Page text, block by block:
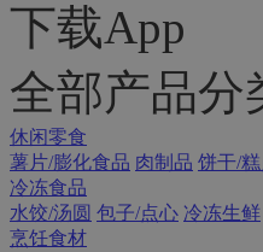
下载App
全部产品分
休闲零食
薯片/膨化食品 肉制品 饼干/
冷冻食品
水饺/汤圆 包子/点心 冷冻生鲜
烹饪食材